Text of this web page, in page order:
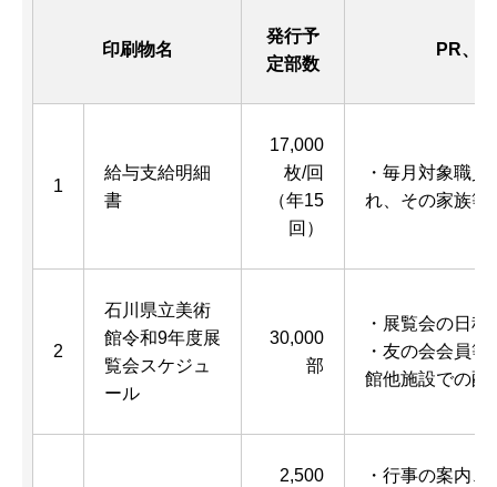
印刷物名
発行予
定部数
PR、
1
給与支給明細
書
17,000
枚/回
（年15
回）
・毎月対象職員
れ、その家族等
2
石川県立美術
館令和9年度展
覧会スケジュ
ール
30,000
部
・展覧会の日程
・友の会会員
館他施設での配
2,500
・行事の案内